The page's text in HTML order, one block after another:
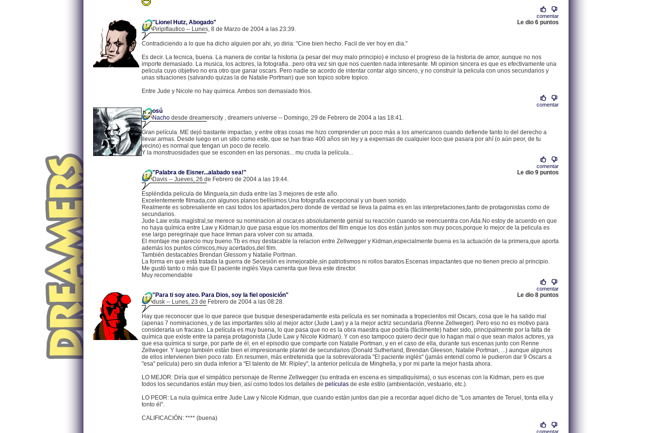
comentar
"Lionel Hutz, Abogado"
Le dio 6 puntos
Piripiflautico -- Lunes, 8 de Marzo de 2004 a las 23:39.
Contradiciendo a lo que ha dicho alguien por ahi, yo diria: "Cine bien hecho. Facil de ver hoy en dia."
Es decir. La tecnica, buena. La manera de contar la historia (a pesar del muy malo principio) e incluso el progreso de la historia de amor, aunque no nos
importe demasiado. La musica, los actores, la fotografia...pero otra vez sin que nos cuenten nada interesante. Mi opinion sincera es que es efectivamente una
pelicula cuyo objetivo no era otro que ganar oscars. Pero nadie se acordo de intentar contar algo sincero, y no construir la pelicula con unos secundarios y
unas situaciones (salvando quizas la de Natalie Portman) que son topico sobre topico.
Entre Jude y Nicole no hay quimica. Ambos son demasiado frios.
comentar
osú
Nacho desde dreamerscity , dreamers universe -- Domingo, 29 de Febrero de 2004 a las 18:41.
Gran película. ME dejó bastante impactao, y entre otras cosas me hizo comprender un poco más a los americanos cuando defiende tanto lo del derecho a
llevar armas. Desde luego en un sitio como este, que se han tirao 400 años sin ley y a expensas de cualquier loco que pasara por ahí (o aún peor, de tu
vecino) es normal que tengan un poco de recelo.
Y la monstruosidades que se esconden en las personas... mu cruda la película...
comentar
"Palabra de Eisner...alabado sea!"
Le dio 9 puntos
Davis -- Jueves, 26 de Febrero de 2004 a las 19:44.
Espléndida pelicula de Minguela,sin duda entre las 3 mejores de este año.
Excelentemente filmada,con algunos planos bellísimos.Una fotografía excepcional y un buen sonido.
Realmente es sobresaliente en casi todos los apartados,pero donde de verdad se lleva la palma es en las interpretaciones,tanto de protagonistas como de
secundarios.
Jude Law esta magistral,se merece su nominacion al oscar,es absolutamente genial su reacción cuando se reencuentra con Ada.No estoy de acuerdo en que
no haya química entre Law y Kidman,lo que pasa esque los momentos del film enque los dos están juntos son muy pocos,porque lo mejor de la pelicula es
ese largo peregrinaje que hace Inman para volver con su amada.
El montaje me parecio muy bueno.Tb es muy destacable la relacion entre Zellwegger y Kidman,especialmente buena es la actuación de la primera,que aporta
además los puntos cómicos,muy acertados,del film.
También destacables Brendan Glessom y Natalie Portman.
La forma en que está tratada la guerra de Secesión es inmejorable,sin patriotismos ni rollos baratos.Escenas impactantes que no tienen precio al principio.
Me gustó tanto o más que El paciente inglés.Vaya carrerita que lleva este director.
Muy recomendable
comentar
"Para ti soy ateo. Para Dios, soy la fiel oposición"
Le dio 8 puntos
dusk -- Lunes, 23 de Febrero de 2004 a las 08:28.
Hay que reconocer que lo que parece que busque desesperadamente esta película es ser nominada a tropecientos mil Oscars, cosa que le ha salido mal
(apenas 7 nominaciones, y de las importantes sólo al mejor actor (Jude Law) y a la mejor actriz secundaria (Renne Zellweger). Pero eso no es motivo para
considerarla un fracaso. La película es muy buena, lo que pasa que no es la obra maestra que podría (fácilmente) haber sido, principalmente por la falta de
química que existe entre la pareja protagonista (Jude Law y Nicole Kidman). Y con eso tampoco quiero decir que lo hagan mal o que sean malos actores, ya
que esa química si surge, por parte de él, en el episodio que comparte con Natalie Portman, y en el caso de ella, durante sus escenas junto con Renne
Zellweger. Y luego también están bien el impresionante plantel de secundarios (Donald Sutherland, Brendan Gleeson, Natalie Portman, ...) aunque algunos
de ellos intervienen bien poco rato. En resumen, más entretenida que la sobrevalorada "El paciente inglés" (jamás entendí como le pudieron dar 9 Oscars a
"esa" película) pero sin duda inferior a "El talento de Mr. Ripley", la anterior película de Minghella, y por mi parte la mejor hasta ahora.
LO MEJOR: Diría que el simpático personaje de Renne Zellwegger (su entrada en escena es simpatiquísima), o sus escenas con la Kidman, pero es que
todos los secundarios están muy bien, así como todos los detalles de películas de este estilo (ambientación, vestuario, etc.).
LO PEOR: La nula química entre Jude Law y Nicole Kidman, que cuando están juntos dan pie a recordar aquel dicho de "Los amantes de Teruel, tonta ella y
tonto él".
CALIFICACIÓN: **** (buena)
comentar